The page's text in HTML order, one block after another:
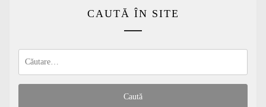
CAUTĂ ÎN SITE